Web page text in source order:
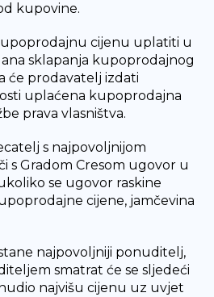
kupovine.
cijenu uplatiti u
sklapanja kupoprodajnog
će prodavatelj izdati
uplaćena kupoprodajna
prava vlasništva.
s najpovoljnijom
s Gradom Cresom ugovor u
se ugovor raskine
cijene, jamčevina
najpovoljniji ponuditelj,
smatrat će se sljedeći
najvišu cijenu uz uvjet